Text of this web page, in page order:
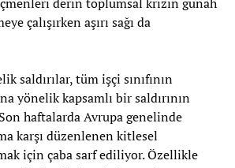
derin toplumsal krizin günah
çalışırken aşırı sağı da
saldırılar, tüm işçi sınıfının
yönelik kapsamlı bir saldırının
haftalarda Avrupa genelinde
karşı düzenlenen kitlesel
için çaba sarf ediliyor. Özellikle